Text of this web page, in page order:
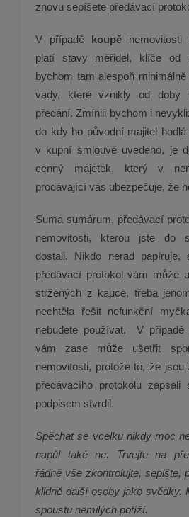
znovu sepíšete předávací
V případě koupě nemovitosti
platí stavy měřidel, klíče od
bychom tam alespoň
vady, které vznikly od doby
předání. Zmínili bychom i
do kdy ho původní majitel
v kupní smlouvě uvedeno, je
cenný majetek, který v
prodávající vás ubezpečuje, že
Suma sumárum, předávací
nemovitosti, kterou jste do
dostali. Nikdo nerad papíruje,
předávací protokol vám může
stržených z kauce, třeba
nechtěla řešit nefunkční
nebudete používat.
V případě
vám zase může ušetřit
nemovitosti, protože to, že jsou
předávacího protokolu
podpisem stvrdil.
Spěchat se vcelku nikdy moc
napůl také ne. Trvejte na
řádně vše zkontrolujte, sepište,
klidně další osoby jako svědky.
spoustu nemilých potíží.